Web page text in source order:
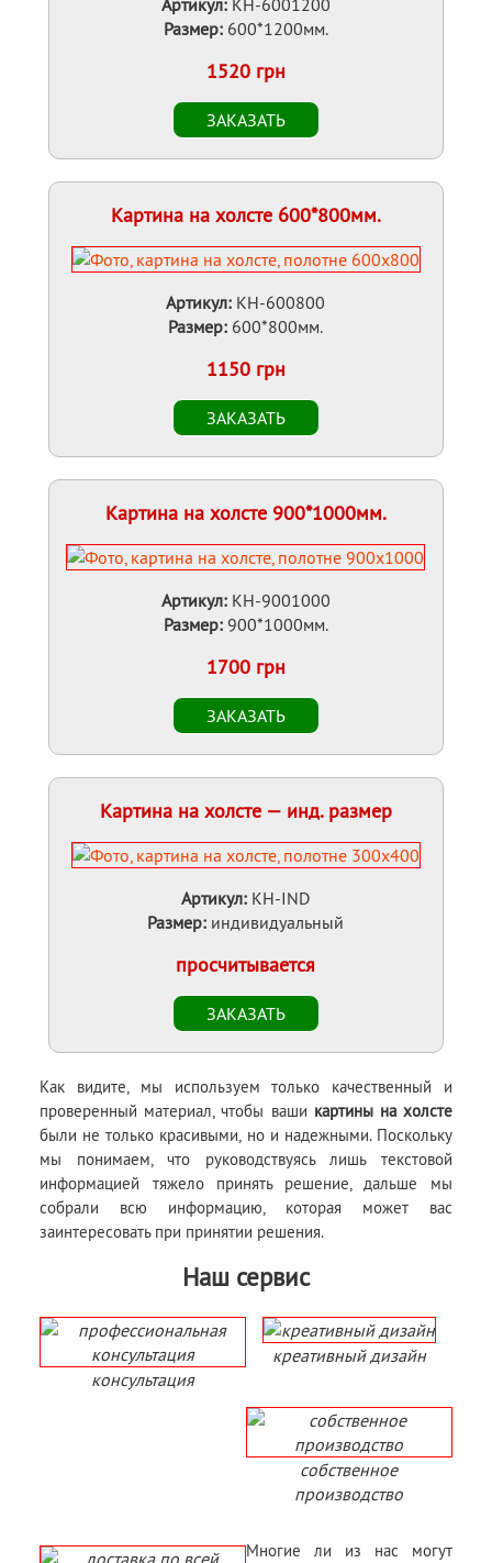
Размер:600*1200мм.
1520 грн
Картина на холсте 600*800мм.
Артикул: KH-600800
Размер: 600*800мм.
1150 грн
Картина на холсте 900*1000мм.
Артикул:KH-9001000
Размер:900*1000мм.
1700 грн
Картина на холсте — инд. размер
Артикул: KH-IND
Размер: индивидуальный
просчитывается
Как видите, мы используем только качественный и
проверенный материал, чтобы ваши картины на холсте
были не только красивыми, но и надежными. Поскольку
мы понимаем, что руководствуясь лишь текстовой
информацией тяжело принять решение, дальше мы
собрали всю информацию, которая может вас
заинтересовать при принятии решения.
Наш сервис
консультация
креативный дизайн
собственное
производство
Многие ли из нас могут